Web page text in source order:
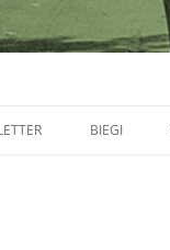
BIEGI